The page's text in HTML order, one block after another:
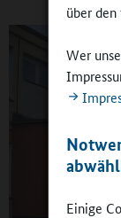
über
Wer
Einige